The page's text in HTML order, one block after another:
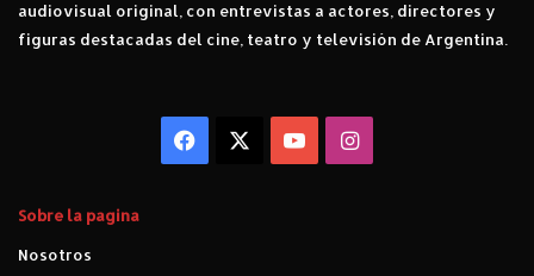
audiovisual original, con entrevistas a actores, directores y
figuras destacadas del cine, teatro y televisión de Argentina.
Facebook YouTubeInstagram
Sobre la pagina
Nosotros